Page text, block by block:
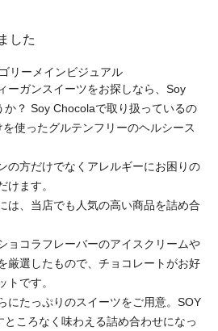
した
ーガンスイーツをお探しなら、Soy
？ Soy Chocolaで取り扱っているの
使ったグルテンフリーのヘルシース
の方だけでなくアレルギーにお困りの
けます。
は、当店でも人気の高い商品を詰め合
ョコラフレーバーのアイスクリームや
厳選したもので、チョコレートがお好
トです。
にたっぷりのスイーツをご用意。SOY
ころなく味わえる詰め合わせになっ